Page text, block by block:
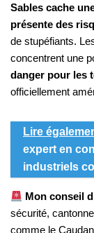
Sables cache
présente des
de stupéfiants.
concentrent une
danger pour les
officiellement
Lire
expert en
industriels
Mon conseil
sécurité,
comme le